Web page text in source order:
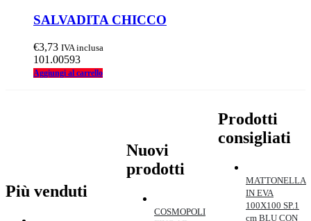
SALVADITA CHICCO
€3,73 IVA inclusa
101.00593
Aggiungi al carrello
Più venduti
Nuovi
prodotti
COSMOPOLI
Prodotti
consigliati
MATTONELLA
IN EVA
100X100 SP.1
cm BLU CON